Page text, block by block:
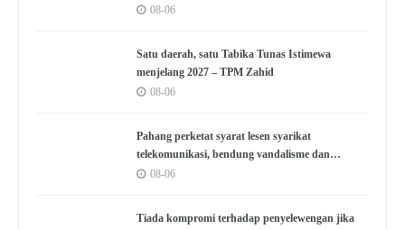
08-06
Satu daerah, satu Tabika Tunas Istimewa
menjelang 2027 – TPM Zahid
08-06
Pahang perketat syarat lesen syarikat
telekomunikasi, bendung vandalisme dan
kecurian
08-06
Tiada kompromi terhadap penyelewengan jika